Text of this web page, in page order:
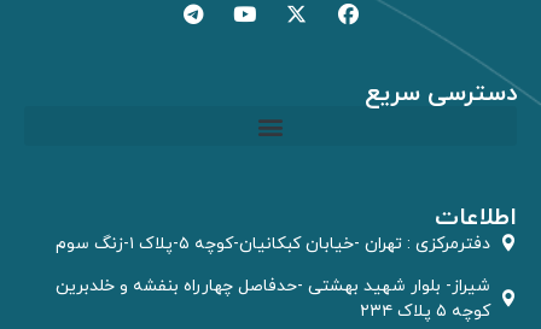
دسترسی سریع
اطلاعات
دفترمركزى : تهران -خیابان کبکانیان-کوچه ۵-پلاک ۱-زنگ سوم
شیراز- بلوار شهید بهشتی -حدفاصل چهارراه بنفشه و خلدبرین
کوچه ۵ پلاک ۲۳۴